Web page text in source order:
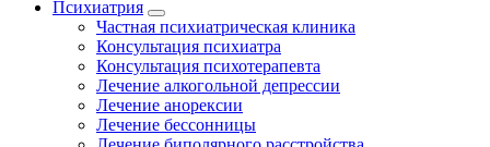
Психиатрия
Частная психиатрическая клиника
Консультация психиатра
Консультация психотерапевта
Лечение алкогольной депрессии
Лечение анорексии
Лечение бессонницы